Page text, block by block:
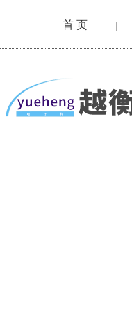
首 页 |